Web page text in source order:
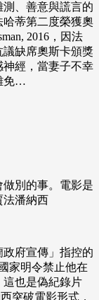
、善意與謊言的
蒂第二度榮獲奧
2016，因法
缺席奧斯卡頒獎
經，當妻子不幸
免…
做別的事。電影是
潘納西
府宣傳」指控的
家明令禁止他在
這也是偽紀錄片
突破電影形式，